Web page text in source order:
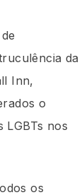
da
Inn,
o
LGBTs nos
os